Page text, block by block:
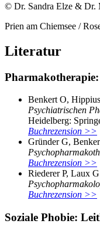
© Dr. Sandra Elze & Dr.
Prien am Chiemsee /
Literatur
Benkert O,
Psychiatrischen
Heidelberg:
Buchrezension >>
Gründer G,
Buchrezension >>
Riederer P, Laux
Buchrezension >>
Soziale Phobie: